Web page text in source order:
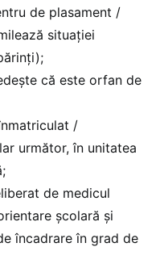
de plasament /
situației
că este orfan de
/
următor, în unitatea
de medicul
școlară și
încadrare în grad de